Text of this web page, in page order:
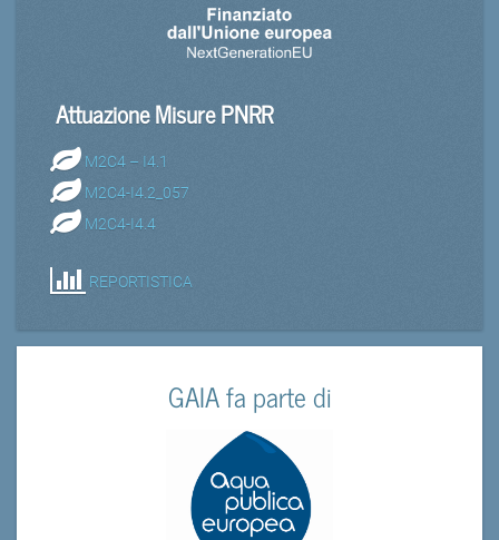
Attuazione Misure PNRR
M2C4 – I4.1
M2C4-I4.2_057
M2C4-I4.4
REPORTISTICA
GAIA fa parte di